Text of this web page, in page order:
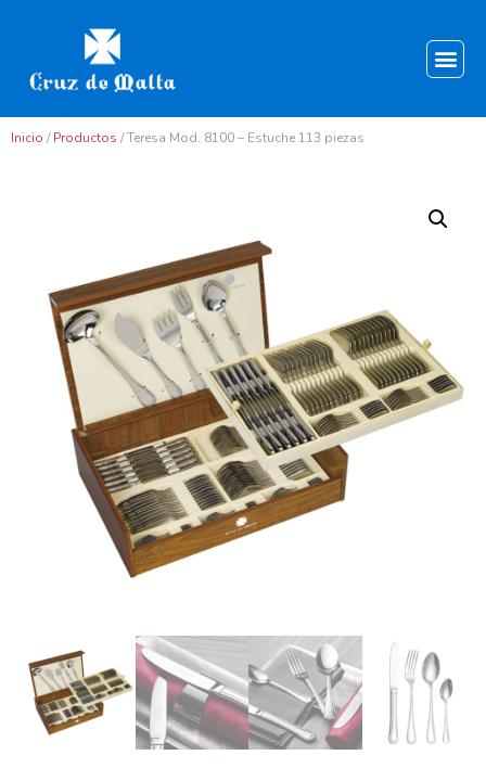
Inicio /Productos / Teresa Mod. 8100 – Estuche 113 piezas